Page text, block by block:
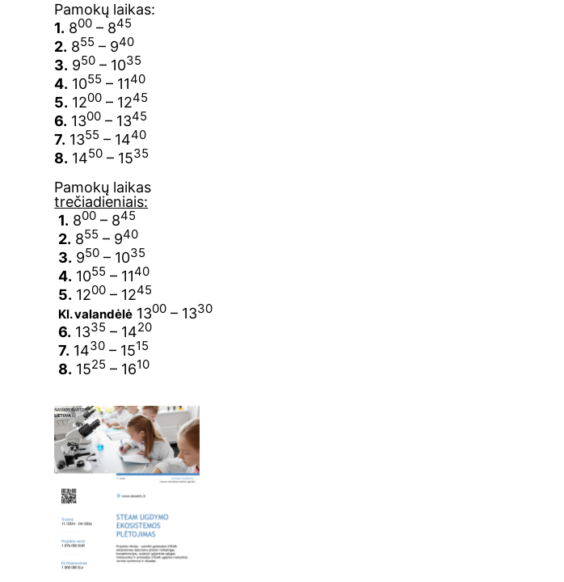
Pamokų laikas:
1. 800 – 845
2. 855 – 940
3. 950 – 1035
4. 1055 – 1140
5. 1200 – 1245
6. 1300 – 1345
7. 1355 – 1440
8. 1450 – 1535
Pamokų laikas
trečiadieniais:
1. 800 – 845
2. 855 – 940
3. 950 – 1035
4. 1055 – 1140
5. 1200 – 1245
Kl. valandėlė 1300 – 1330
6. 1335 – 1420
7. 1430 – 1515
8. 1525 – 1610